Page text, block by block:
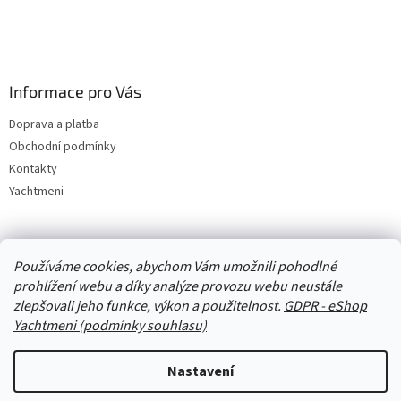
Používáme cookies, abychom Vám umožnili pohodlné
prohlížení webu a díky analýze provozu webu neustále
zlepšovali jeho funkce, výkon a použitelnost. GDPR - eShop
Yachtmeni (podmínky souhlasu)
Nastavení
Informace pro Vás
Doprava a platba
Obchodní podmínky
Kontakty
Yachtmeni
Zboží.cz Heureka.cz Yachtmeni ComGate Payments, a.s.
Vytvořil Shoptet